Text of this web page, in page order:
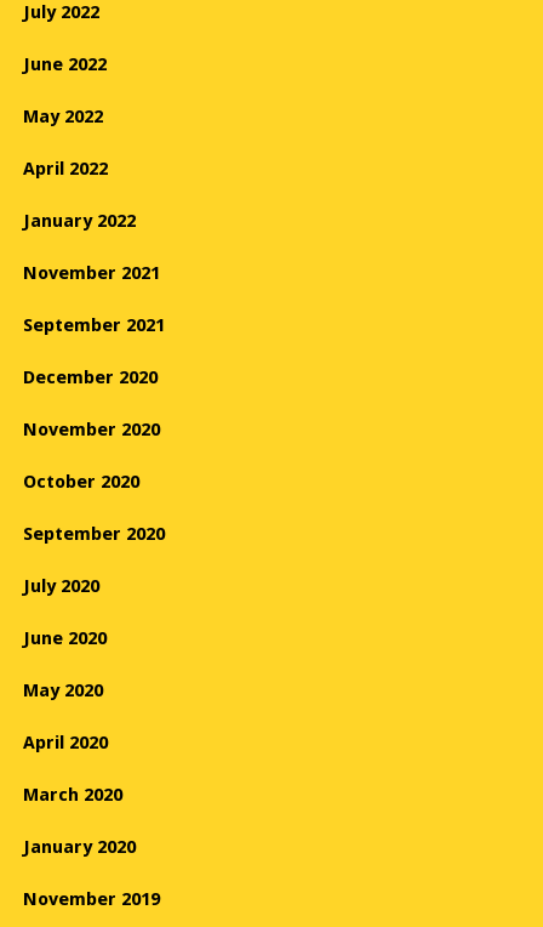
July 2022
June 2022
May 2022
April 2022
January 2022
November 2021
September 2021
December 2020
November 2020
October 2020
September 2020
July 2020
June 2020
May 2020
April 2020
March 2020
January 2020
November 2019